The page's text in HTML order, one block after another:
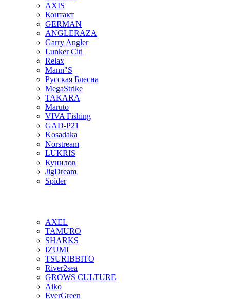
AXIS
Контакт
GERMAN
ANGLERAZA
Garry Angler
Lunker Citi
Relax
Mann"S
Русская Блесна
MegaStrike
TAKARA
Maruto
VIVA Fishing
GAD-P21
Kosadaka
Norstream
LUKRIS
Кунилов
JigDream
Spider
AXEL
TAMURO
SHARKS
IZUMI
TSURIBBITO
River2sea
GROWS CULTURE
Aiko
EverGreen